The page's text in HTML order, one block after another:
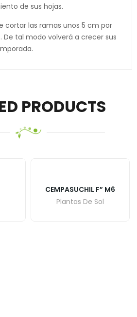
de sus hojas.
cortar las ramas unos 5 cm por
tal modo volverá a crecer sus
PRODUCTS
CEMPASUCHIL F” M6
Plantas De Sol